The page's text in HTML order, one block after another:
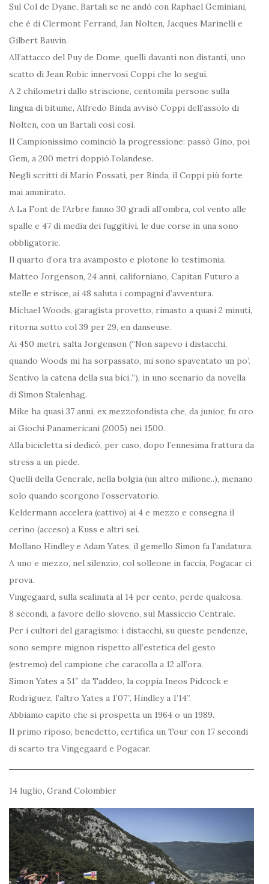
Sul Col de Dyane, Bartali se ne andò con Raphael Geminiani,
che è di Clermont Ferrand, Jan Nolten, Jacques Marinelli e
Gilbert Bauvin.
All’attacco del Puy de Dome, quelli davanti non distanti, uno
scatto di Jean Robic innervosì Coppi che lo seguì.
A 2 chilometri dallo striscione, centomila persone sulla
lingua di bitume, Alfredo Binda avvisò Coppi dell’assolo di
Nolten, con un Bartali così così.
Il Campionissimo cominciò la progressione: passò Gino, poi
Gem, a 200 metri doppiò l’olandese.
Negli scritti di Mario Fossati, per Binda, il Coppi più forte
mai ammirato.
A La Font de l’Arbre fanno 30 gradi all’ombra, col vento alle
spalle e 47 di media dei fuggitivi, le due corse in una sono
obbligatorie.
Il quarto d’ora tra avamposto e plotone lo testimonia.
Matteo Jorgenson, 24 anni, californiano, Capitan Futuro a
stelle e strisce, ai 48 saluta i compagni d’avventura.
Michael Woods, garagista provetto, rimasto a quasi 2 minuti,
ritorna sotto col 39 per 29, en danseuse.
Ai 450 metri, salta Jorgenson (“Non sapevo i distacchi,
quando Woods mi ha sorpassato, mi sono spaventato un po’.
Sentivo la catena della sua bici..”), in uno scenario da novella
di Simon Stalenhag.
Mike ha quasi 37 anni, ex mezzofondista che, da junior, fu oro
ai Giochi Panamericani (2005) nei 1500.
Alla bicicletta si dedicò, per caso, dopo l’ennesima frattura da
stress a un piede.
Quelli della Generale, nella bolgia (un altro milione..), menano
solo quando scorgono l’osservatorio.
Keldermann accelera (cattivo) ai 4 e mezzo e consegna il
cerino (acceso) a Kuss e altri sei.
Mollano Hindley e Adam Yates, il gemello Simon fa l’andatura.
A uno e mezzo, nel silenzio, col solleone in faccia, Pogacar ci
prova.
Vingegaard, sulla scalinata al 14 per cento, perde qualcosa.
8 secondi, a favore dello sloveno, sul Massiccio Centrale.
Per i cultori del garagismo: i distacchi, su queste pendenze,
sono sempre mignon rispetto all’estetica del gesto
(estremo) del campione che caracolla a 12 all’ora.
Simon Yates a 51″ da Taddeo, la coppia Ineos Pidcock e
Rodriguez, l’altro Yates a 1’07”, Hindley a 1’14”.
Abbiamo capito che si prospetta un 1964 o un 1989.
Il primo riposo, benedetto, certifica un Tour con 17 secondi
di scarto tra Vingegaard e Pogacar.
14 luglio, Grand Colombier